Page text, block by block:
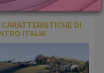
DI
ITALIA